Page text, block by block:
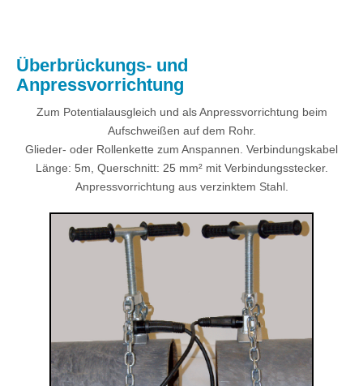
Überbrückungs- und
Anpressvorrichtung
Zum Potentialausgleich und als Anpressvorrichtung beim
Aufschweißen auf dem Rohr.
Glieder- oder Rollenkette zum Anspannen. Verbindungskabel
Länge: 5m, Querschnitt: 25 mm² mit Verbindungsstecker.
Anpressvorrichtung aus verzinktem Stahl.